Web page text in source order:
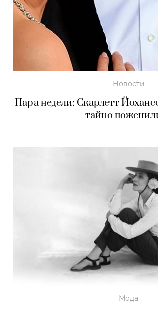
Новости
Пара недели: Скарлетт
тайно
Мода